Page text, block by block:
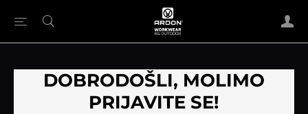
DOBRODOŠLI, MOLIMO
PRIJAVITE SE!